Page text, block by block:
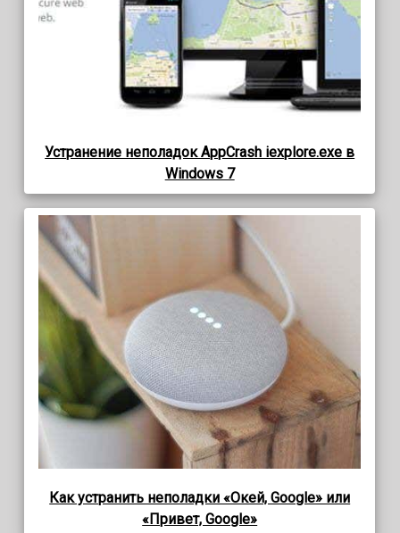
Устранение неполадок AppCrash iexplore.exe в
Windows 7
Как устранить неполадки «Окей, Google» или
«Привет, Google»